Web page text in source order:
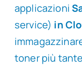
applicazioni
service) in
toner più